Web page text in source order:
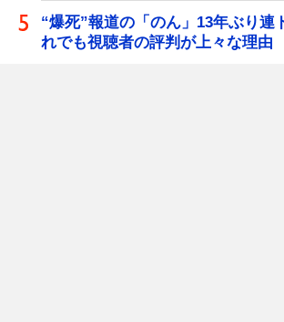
“爆死”報道の「のん」13年ぶり
れでも視聴者の評判が上々な理由